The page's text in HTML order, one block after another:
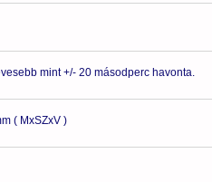
mint +/- 20 másodperc havonta.
( MxSZxV )